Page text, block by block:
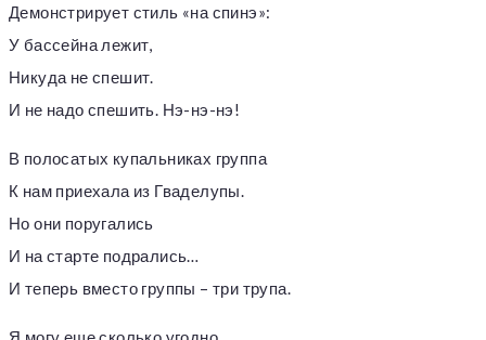
Демонстрирует стиль «на спинэ»:
У бассейна лежит,
Никуда не спешит.
И не надо спешить. Нэ-нэ-нэ!
В полосатых купальниках группа
К нам приехала из Гваделупы.
Но они поругались
И на старте подрались…
И теперь вместо группы – три трупа.